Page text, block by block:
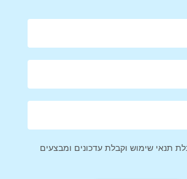
מראש.
Share on Facebook
תנאי שימוש וקבלת עדכונים ומבצעים